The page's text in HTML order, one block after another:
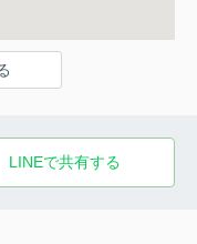
LINEで共有する